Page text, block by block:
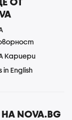
Кариери
in English
NOVA.BG